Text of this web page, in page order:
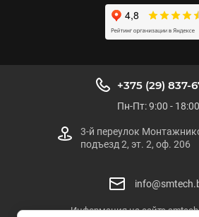
+375 (29) 837-
Пн-Пт: 9:00 - 18:00
3-й переулок
подъезд 2, эт. 2, оф. 206
Информация на сайте